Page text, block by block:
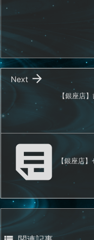
【銀座店

Next
 【銀座店